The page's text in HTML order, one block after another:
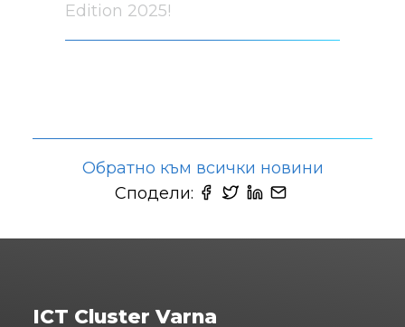
Edition 2025!
Обратно към всички новини
Сподели:
ICT Cluster Varna